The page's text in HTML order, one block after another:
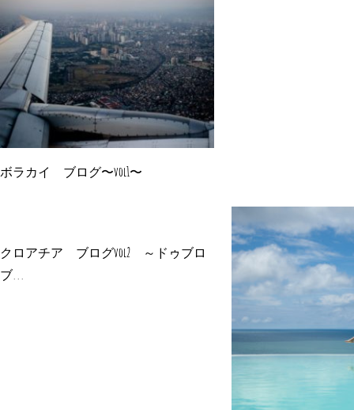
ボラカイ ブログ〜vol1〜
クロアチア ブログvol2 ～ドゥブロ
ブ...